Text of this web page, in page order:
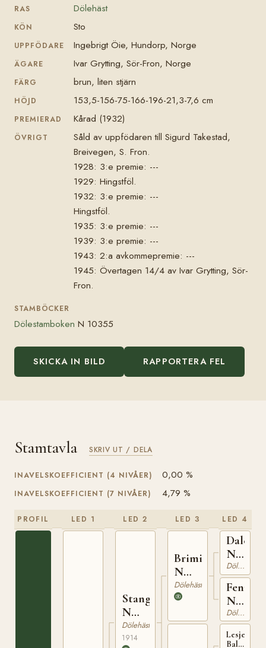
RAS Dölehäst
KÖN Sto
UPPFÖDARE Ingebrigt Öie, Hundorp, Norge
ÄGARE Ivar Grytting, Sör-Fron, Norge
FÄRG brun, liten stjärn
HÖJD 153,5-156-75-166-196-21,3-7,6 cm
PREMIERAD Kårad (1932)
ÖVRIGT
Såld av uppfödaren till Sigurd Takestad,
Breivegen, S. Fron.
1928: 3:e premie: ---
1929: Hingstföl.
1932: 3:e premie: ---
Hingstföl.
1935: 3:e premie: ---
1939: 3:e premie: ---
1943: 2:a avkommepremie: ---
1945: Övertagen 14/4 av Ivar Grytting, Sör-
Fron.
STAMBÖCKER
Dölestamboken N 10355
SKICKA IN BILD RAPPORTERA FEL
Stamtavla SKRIV UT / DELA
INAVELSKOEFFICIENT (4 NIVÅER) 0,00 %
INAVELSKOEFFICIENT (7 NIVÅER) 4,79 %
PROFIL LED 1 LED 2
Stange
N
1030
Dölehäst
1914
LED 3
Brimin
N
825
Dölehäst
LED 4
Dalebu
N
653Dölehäst
Fenny
N
3241
Dölehäst
Lesje-
Balder